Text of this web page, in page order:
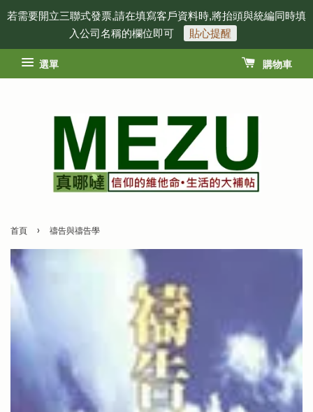
若需要開立三聯式發票,請在填寫客戶資料時,將抬頭與統編同時填
入公司名稱的欄位即可
貼心提醒
選單 購物車
首頁 › 禱告與禱告學